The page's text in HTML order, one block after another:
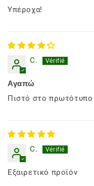
Υπέροχα!
C.
Αγαπώ
Πιστό στο πρωτότυπο
C.
Εξαιρετικό προϊόν